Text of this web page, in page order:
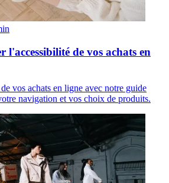
l'accessibilité de vos achats en
vos achats en ligne avec notre guide
navigation et vos choix de produits.